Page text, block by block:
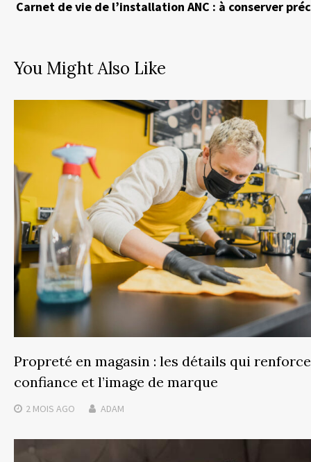
Carnet de vie de l’installation ANC : à conserver
You Might Also Like
Propreté en magasin : les détails qui
confiance et l’image de marque
2 MOIS AGO ADAM